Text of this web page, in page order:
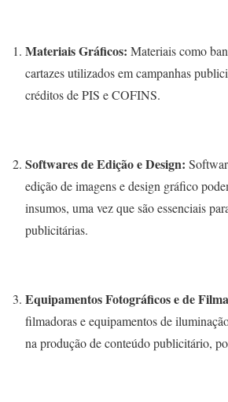
Materiais Gráficos: Materiais como
cartazes utilizados em campanhas
créditos de PIS e COFINS.
Softwares de Edição e Design:
edição de imagens e design gráfico
insumos, uma vez que são essenciais
publicitárias.
Equipamentos Fotográficos e de
filmadoras e equipamentos de
na produção de conteúdo publicitário,